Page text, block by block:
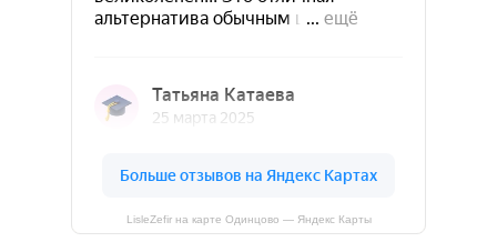
LisleZefir на карте Одинцово — Яндекс Карты